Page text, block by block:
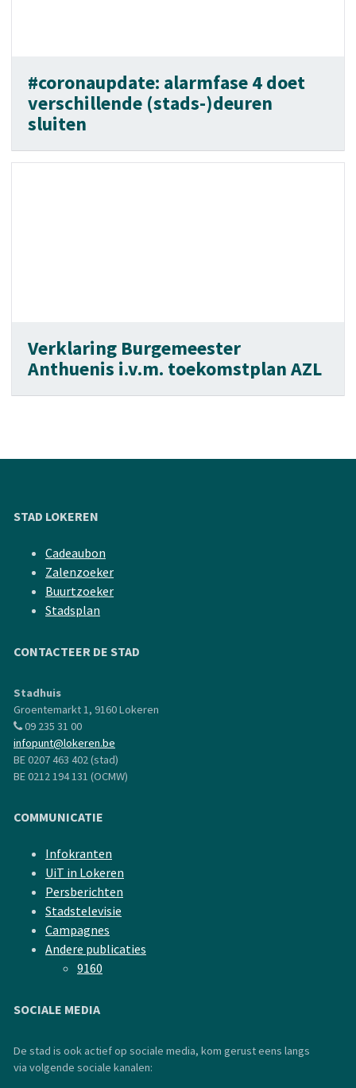
#coronaupdate: alarmfase 4 doet
verschillende (stads-)deuren
sluiten
Verklaring Burgemeester
Anthuenis i.v.m. toekomstplan AZL
STAD LOKEREN
Cadeaubon
Zalenzoeker
Buurtzoeker
Stadsplan
CONTACTEER DE STAD
Stadhuis
Groentemarkt 1, 9160 Lokeren
09 235 31 00
infopunt@lokeren.be
BE 0207 463 402 (stad)
BE 0212 194 131 (OCMW)
COMMUNICATIE
Infokranten
UiT in Lokeren
Persberichten
Stadstelevisie
Campagnes
Andere publicaties
9160
SOCIALE MEDIA
De stad is ook actief op sociale media, kom gerust eens langs
via volgende sociale kanalen: